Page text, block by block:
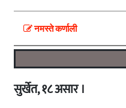
नमस्ते कर्णाली
सुर्खेत, १८ असार ।